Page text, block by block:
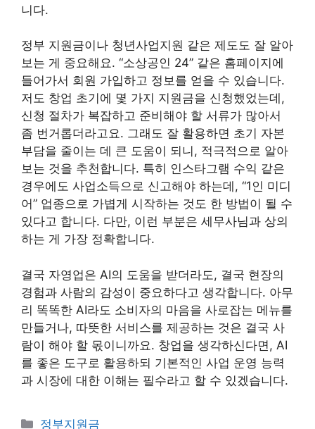
니다.
정부 지원금이나 청년사업지원 같은 제도도 잘 알아
보는 게 중요해요. “소상공인 24” 같은 홈페이지에
들어가서 회원 가입하고 정보를 얻을 수 있습니다.
저도 창업 초기에 몇 가지 지원금을 신청했었는데,
신청 절차가 복잡하고 준비해야 할 서류가 많아서
좀 번거롭더라고요. 그래도 잘 활용하면 초기 자본
부담을 줄이는 데 큰 도움이 되니, 적극적으로 알아
보는 것을 추천합니다. 특히 인스타그램 수익 같은
경우에도 사업소득으로 신고해야 하는데, “1인 미디
어” 업종으로 가볍게 시작하는 것도 한 방법이 될 수
있다고 합니다. 다만, 이런 부분은 세무사님과 상의
하는 게 가장 정확합니다.
결국 자영업은 AI의 도움을 받더라도, 결국 현장의
경험과 사람의 감성이 중요하다고 생각합니다. 아무
리 똑똑한 AI라도 소비자의 마음을 사로잡는 메뉴를
만들거나, 따뜻한 서비스를 제공하는 것은 결국 사
람이 해야 할 몫이니까요. 창업을 생각하신다면, AI
를 좋은 도구로 활용하되 기본적인 사업 운영 능력
과 시장에 대한 이해는 필수라고 할 수 있겠습니다.
카
정부지원금